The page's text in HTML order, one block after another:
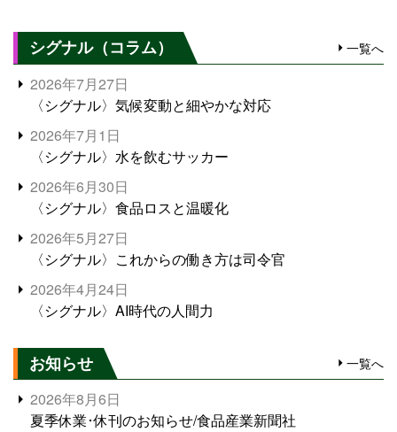
シグナル（コラム） 一覧へ
2026年7月27日
〈シグナル〉気候変動と細やかな対応
2026年7月1日
〈シグナル〉水を飲むサッカー
2026年6月30日
〈シグナル〉食品ロスと温暖化
2026年5月27日
〈シグナル〉これからの働き方は司令官
2026年4月24日
〈シグナル〉AI時代の人間力
お知らせ 一覧へ
2026年8月6日
夏季休業･休刊のお知らせ/食品産業新聞社